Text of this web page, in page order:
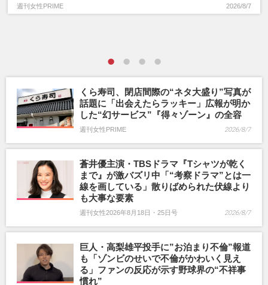
週刊女性PRIME 2026/8/7
くら寿司、閉店間際の“ネタ大盛り”写真が
話題に「出会えたらラッキー」広報が明か
した“幻サービス”『得々ゾーン』の全容
週刊女性PRIME 2026/8/7
蒼井優主演・TBSドラマ『Tシャツが乾く
まで』が激バズリ中「“考察ドラマ”とは一
線を画している」散りばめられた伏線より
も大事な要素
週刊女性2026年8月18日・25日号 2026/8/7
巨人・高梨雄平投手に”お泊まり不倫”報道
も「ゾンビのせいで不倫がかわいく見え
る」ファンの反応が示す野球界の“不祥事
慣れ”